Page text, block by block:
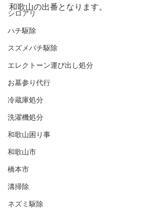
シロアリ
ハチ駆除
スズメバチ駆除
エレクトーン運び出し処分
お墓参り代行
冷蔵庫処分
洗濯機処分
和歌山困り事
和歌山市
橋本市
溝掃除
ネズミ駆除
和歌山の出番となります。